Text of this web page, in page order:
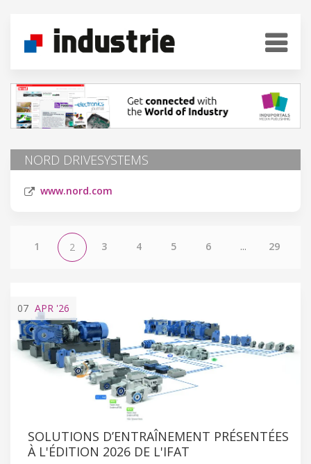
NORD DRIVESYSTEMS
www.nord.com
1 2 3 4 5 6 ... 29
07 APR '26
SOLUTIONS D’ENTRAÎNEMENT PRÉSENTÉES
À L'ÉDITION 2026 DE L'IFAT